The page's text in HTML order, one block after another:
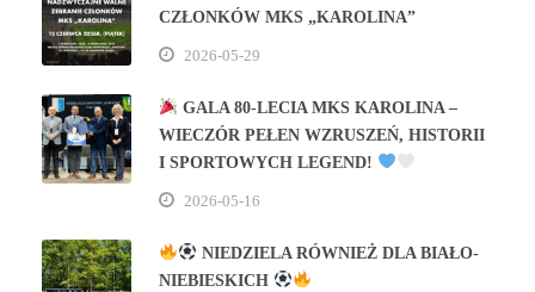
CZŁONKÓW MKS „KAROLINA”
2026-05-29
GALA 80‑LECIA MKS KAROLINA –
WIECZÓR PEŁEN WZRUSZEŃ, HISTORII
I SPORTOWYCH LEGEND!
2026-05-16
NIEDZIELA RÓWNIEŻ DLA BIAŁO-
NIEBIESKICH